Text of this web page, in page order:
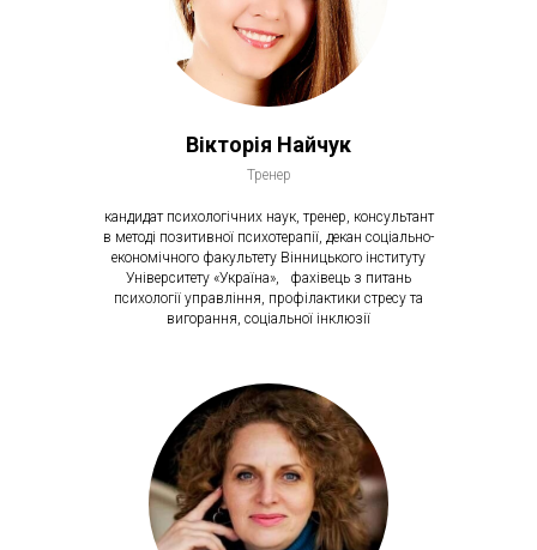
Вікторія Найчук
Тренер
кандидат психологічних наук, тренер, консультант
в методі позитивної психотерапії, декан соціально-
економічного факультету Вінницького інституту
Університету «Україна», фахівець з питань
психології управління, профілактики стресу та
вигорання, соціальної інклюзії